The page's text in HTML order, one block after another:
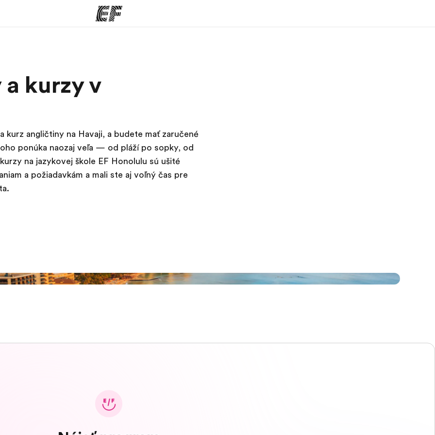
čo
Nájsť kanceláriu vo vašej
kurzy v
angličtiny na Havaji, a budete mať zaručené
ponúka naozaj veľa — od pláží po sopky, od
na jazykovej škole EF Honolulu sú ušité
a požiadavkám a mali ste aj voľný čas pre